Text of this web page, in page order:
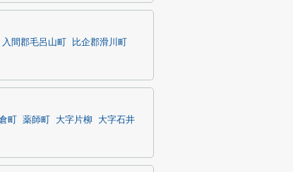
入間郡毛呂山町
比企郡滑川町
町 薬師町 大字片柳
大字石井